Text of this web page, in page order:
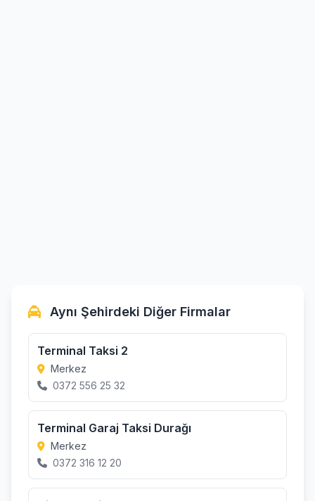
Aynı Şehirdeki Diğer Firmalar
Terminal Taksi 2
Merkez
0372 556 25 32
Terminal Garaj Taksi Durağı
Merkez
0372 316 12 20